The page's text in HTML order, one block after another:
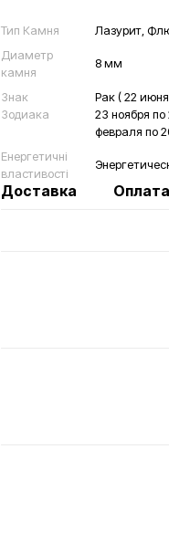
Тип Камня
Лазурит,
Диаметр
камня
8 мм
Знак
Зодиака
Рак ( 22
23 ноября по
февраля по
Енергетичні
властивості
Доставка Оплата